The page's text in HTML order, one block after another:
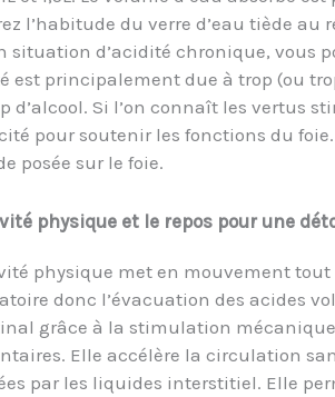
l’habitude du verre d’eau tiède
situation d’acidité chronique, vous
est principalement due à trop (ou
d’alcool. Si l’on connaît les vertus
pour soutenir les fonctions du
posée sur le foie.
physique et le repos pour une
physique met en mouvement
donc l’évacuation des acides
grâce à la stimulation
Elle accélère la circulation
par les liquides interstitiel. Elle